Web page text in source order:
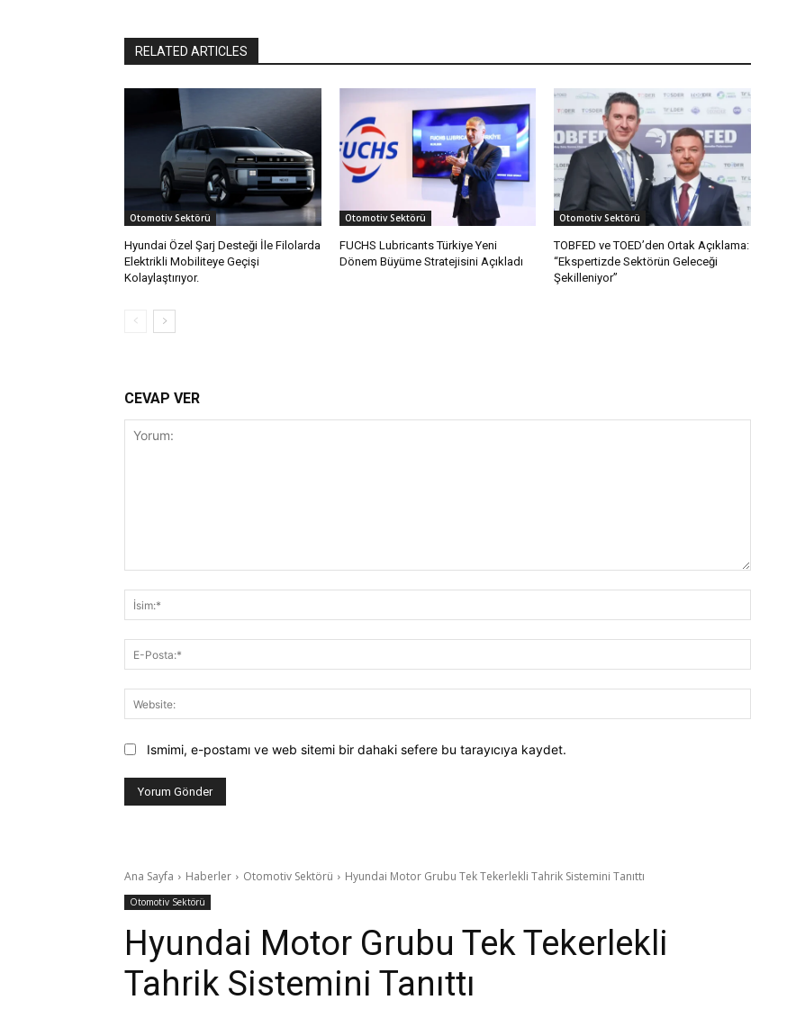
RELATED ARTICLES
Otomotiv Sektörü
Hyundai Özel Şarj Desteği İle Filolarda
Elektrikli Mobiliteye Geçişi
Kolaylaştırıyor.
Otomotiv Sektörü
FUCHS Lubricants Türkiye Yeni
Dönem Büyüme Stratejisini Açıkladı
Otomotiv Sektörü
TOBFED ve TOED’den Ortak Açıklama:
“Ekspertizde Sektörün Geleceği
Şekilleniyor”
CEVAP VER
Posta:*
Ismimi, e-postamı ve web sitemi bir dahaki sefere bu tarayıcıya kaydet.